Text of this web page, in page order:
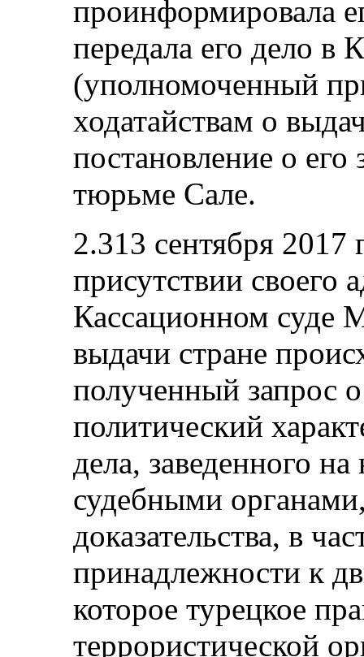
проинформировала
передала его дело в
(уполномоченный
ходатайствам о
постановление о
тюрьме Сале.
2.313 сентября 2017
присутствии своего
Кассационном суде
выдачи стране
полученный запрос
политический
дела, заведенного
судебными
доказательства, в
принадлежности к
которое турецкое
террористической